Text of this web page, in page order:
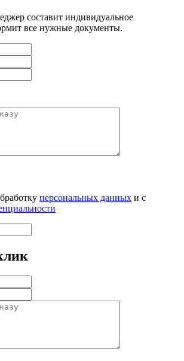
составит индивидуальное
все нужные документы.
персональных данных и с